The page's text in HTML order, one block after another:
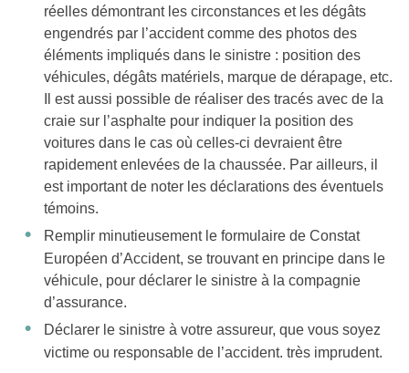
réelles démontrant les circonstances et les dégâts
engendrés par l’accident comme des photos des
éléments impliqués dans le sinistre : position des
véhicules, dégâts matériels, marque de dérapage, etc.
Il est aussi possible de réaliser des tracés avec de la
craie sur l’asphalte pour indiquer la position des
voitures dans le cas où celles-ci devraient être
rapidement enlevées de la chaussée. Par ailleurs, il
est important de noter les déclarations des éventuels
témoins.
Remplir minutieusement le formulaire de Constat
Européen d’Accident, se trouvant en principe dans le
véhicule, pour déclarer le sinistre à la compagnie
d’assurance.
Déclarer le sinistre à votre assureur, que vous soyez
victime ou responsable de l’accident. très imprudent.